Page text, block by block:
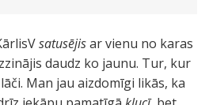
satusējisar vienu no karas
daudz ko jaunu. Tur, kur
Man jau aizdomīgi likās, ka